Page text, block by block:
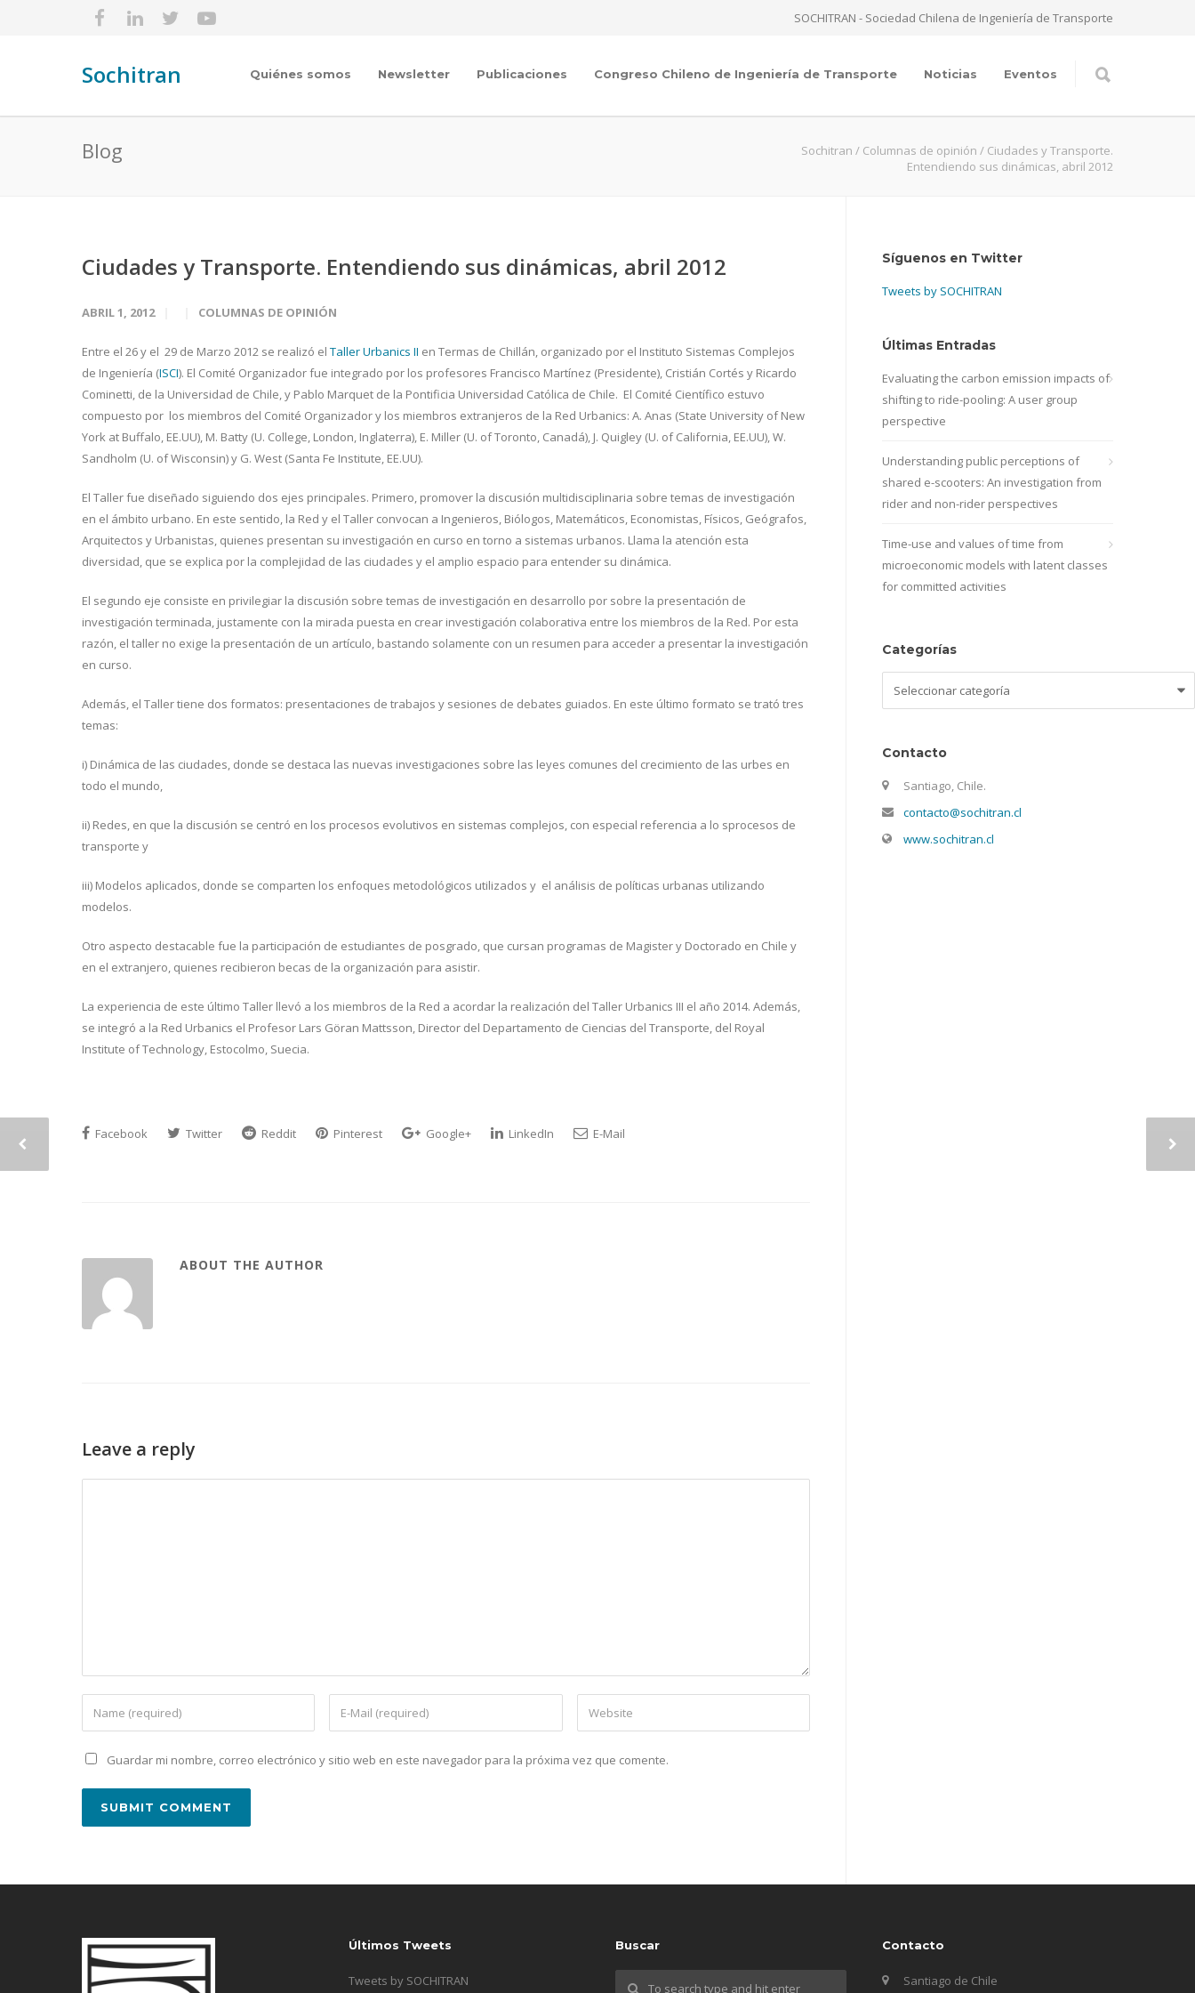
SOCHITRAN - Sociedad Chilena de Ingeniería de Transporte
Sochitran Quiénes somos Newsletter Publicaciones Congreso Chileno de Ingeniería de Transporte Noticias Eventos
Blog Sochitran / Columnas de opinión / Ciudades y Transporte.
Entendiendo sus dinámicas, abril 2012
Ciudades y Transporte. Entendiendo sus dinámicas, abril 2012
ABRIL 1, 2012 COLUMNAS DE OPINIÓN
Entre el 26 y el 29 de Marzo 2012 se realizó el Taller Urbanics II en Termas de Chillán, organizado por el Instituto Sistemas Complejos
de Ingeniería (ISCI). El Comité Organizador fue integrado por los profesores Francisco Martínez (Presidente), Cristián Cortés y Ricardo
Cominetti, de la Universidad de Chile, y Pablo Marquet de la Pontificia Universidad Católica de Chile. El Comité Científico estuvo
compuesto por los miembros del Comité Organizador y los miembros extranjeros de la Red Urbanics: A. Anas (State University of New
York at Buffalo, EE.UU), M. Batty (U. College, London, Inglaterra), E. Miller (U. of Toronto, Canadá), J. Quigley (U. of California, EE.UU), W.
Sandholm (U. of Wisconsin) y G. West (Santa Fe Institute, EE.UU).
El Taller fue diseñado siguiendo dos ejes principales. Primero, promover la discusión multidisciplinaria sobre temas de investigación
en el ámbito urbano. En este sentido, la Red y el Taller convocan a Ingenieros, Biólogos, Matemáticos, Economistas, Físicos, Geógrafos,
Arquitectos y Urbanistas, quienes presentan su investigación en curso en torno a sistemas urbanos. Llama la atención esta
diversidad, que se explica por la complejidad de las ciudades y el amplio espacio para entender su dinámica.
El segundo eje consiste en privilegiar la discusión sobre temas de investigación en desarrollo por sobre la presentación de
investigación terminada, justamente con la mirada puesta en crear investigación colaborativa entre los miembros de la Red. Por esta
razón, el taller no exige la presentación de un artículo, bastando solamente con un resumen para acceder a presentar la investigación
en curso.
Además, el Taller tiene dos formatos: presentaciones de trabajos y sesiones de debates guiados. En este último formato se trató tres
temas:
i) Dinámica de las ciudades, donde se destaca las nuevas investigaciones sobre las leyes comunes del crecimiento de las urbes en
todo el mundo,
ii) Redes, en que la discusión se centró en los procesos evolutivos en sistemas complejos, con especial referencia a lo sprocesos de
transporte y
iii) Modelos aplicados, donde se comparten los enfoques metodológicos utilizados y el análisis de políticas urbanas utilizando
modelos.
Otro aspecto destacable fue la participación de estudiantes de posgrado, que cursan programas de Magister y Doctorado en Chile y
en el extranjero, quienes recibieron becas de la organización para asistir.
La experiencia de este último Taller llevó a los miembros de la Red a acordar la realización del Taller Urbanics III el año 2014. Además,
se integró a la Red Urbanics el Profesor Lars Göran Mattsson, Director del Departamento de Ciencias del Transporte, del Royal
Institute of Technology, Estocolmo, Suecia.
Facebook Twitter Reddit Pinterest Google+ LinkedIn E-Mail
ABOUT THE AUTHOR
Leave a reply
Guardar mi nombre, correo electrónico y sitio web en este navegador para la próxima vez que comente.
Síguenos en Twitter
Tweets by SOCHITRAN
Últimas Entradas
Evaluating the carbon emission impacts of
shifting to ride-pooling: A user group
perspective
Understanding public perceptions of
shared e-scooters: An investigation from
rider and non-rider perspectives
Time-use and values of time from
microeconomic models with latent classes
for committed activities
Categorías
Contacto
Santiago, Chile.
contacto@sochitran.cl
www.sochitran.cl
Últimos Tweets
Tweets by SOCHITRAN
Buscar Contacto
Santiago de Chile